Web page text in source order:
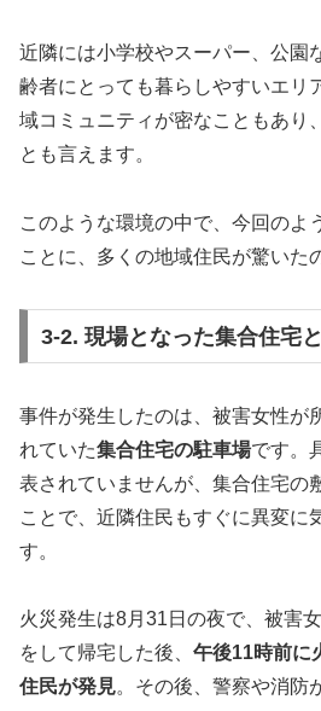
近隣には小学校やスーパー、公園
齢者にとっても暮らしやすいエリ
域コミュニティが密なこともあり
とも言えます。
このような環境の中で、今回のよ
ことに、多くの地域住民が驚いた
3-2. 現場となった集合住宅
事件が発生したのは、被害女性が
れていた集合住宅の駐車場です。
表されていませんが、集合住宅の
ことで、近隣住民もすぐに異変に
す。
火災発生は8月31日の夜で、被害
をして帰宅した後、 午後11時前に
住民が発見。その後、警察や消防